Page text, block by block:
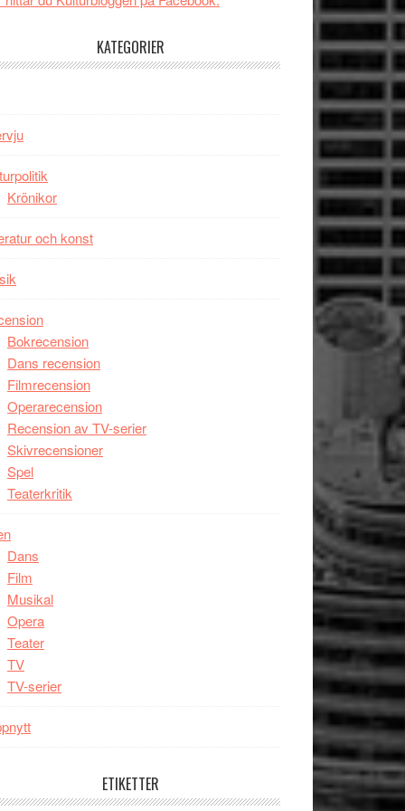
tv4
kan
KATEGORIER
Krönikor
och konst
Bokrecension
Dans recension
Filmrecension
Operarecension
Recension av TV-serier
Skivrecensioner
Spel
Teaterkritik
Dans
Film
Musikal
Opera
Teater
TV
TV-serier
ETIKETTER